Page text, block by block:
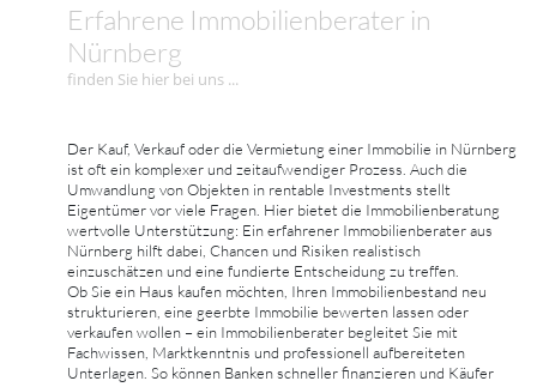
Erfahrene Immobilienberater in
Nürnberg
finden Sie hier bei uns ...
Der Kauf, Verkauf oder die Vermietung einer Immobilie in Nürnberg
ist oft ein komplexer und zeitaufwendiger Prozess. Auch die
Umwandlung von Objekten in rentable Investments stellt
Eigentümer vor viele Fragen. Hier bietet die Immobilienberatung
wertvolle Unterstützung: Ein erfahrener Immobilienberater aus
Nürnberg hilft dabei, Chancen und Risiken realistisch
einzuschätzen und eine fundierte Entscheidung zu treffen.
Ob Sie ein Haus kaufen möchten, Ihren Immobilienbestand neu
strukturieren, eine geerbte Immobilie bewerten lassen oder
verkaufen wollen – ein Immobilienberater begleitet Sie mit
Fachwissen, Marktkenntnis und professionell aufbereiteten
Unterlagen. So können Banken schneller finanzieren und Käufer